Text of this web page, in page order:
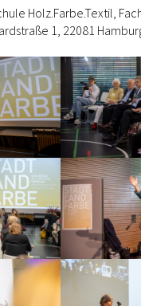
Holz.Farbe.Textil,
1, 22081